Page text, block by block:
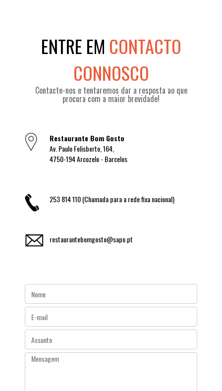
ENTRE EM CONTACTO
CONNOSCO
Contacte-nos e tentaremos dar a resposta ao que
procura com a maior brevidade!
Restaurante Bom Gosto
Av. Paulo Felisberto, 164,
4750-194 Arcozelo - Barcelos
253 814 110 (Chamada para a rede fixa nacional)
restaurantebomgosto@sapo.pt